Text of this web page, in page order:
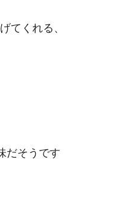
てくれる、
だそうです